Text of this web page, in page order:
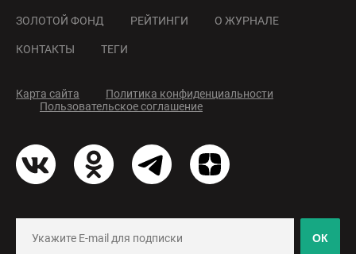
ЗОЛОТОЙ ФОНД РЕЙТИНГИ О ЖУРНАЛЕ
КОНТАКТЫ ТЕГИ
Карта сайта
Политика конфиденциальности
Пользовательское соглашение
ОК